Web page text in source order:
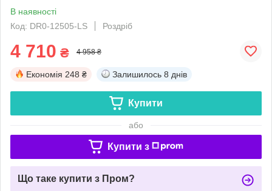
В наявності
Код: DR0-12505-LS
Роздріб
4 710 ₴ 4 958 ₴
Економія 248 ₴ Залишилось 8 днів
Купити
або
Купити з
Що таке купити з Пром?